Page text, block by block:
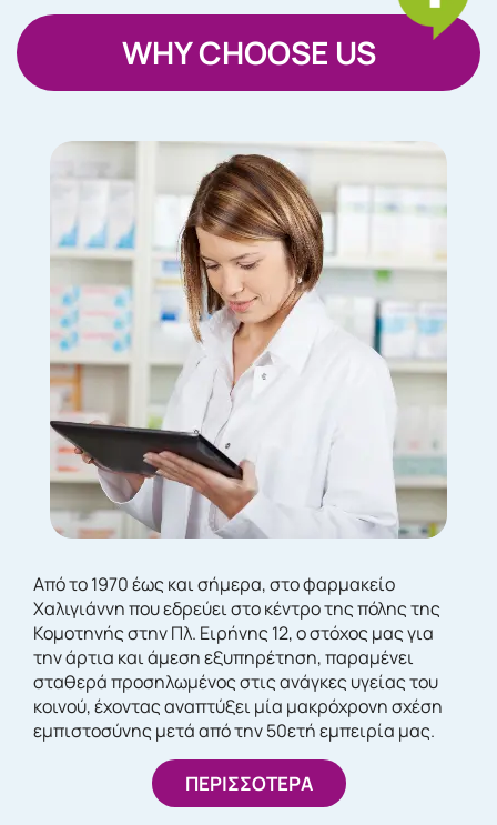
WHY CHOOSE US
Από το 1970 έως και σήμερα, στο φαρμακείο
Χαλιγιάννη που εδρεύει στο κέντρο της πόλης της
Κομοτηνής στην Πλ. Ειρήνης 12, ο στόχος μας για
την άρτια και άμεση εξυπηρέτηση, παραμένει
σταθερά προσηλωμένος στις ανάγκες υγείας του
κοινού, έχοντας αναπτύξει μία μακρόχρονη σχέση
εμπιστοσύνης μετά από την 50ετή εμπειρία μας.
ΠΕΡΙΣΣΟΤΕΡΑ